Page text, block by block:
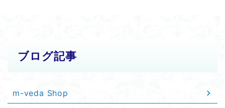
ブログ記事
m-veda Shop